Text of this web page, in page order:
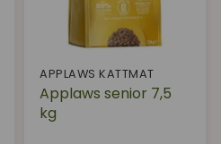
APPLAWS KATTMAT
Applaws senior 7,5
kg